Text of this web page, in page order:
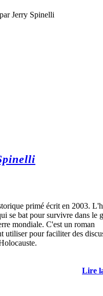
primé écrit en 2003.
se bat pour survivre dans le
mondiale. C'est un roman
utiliser pour faciliter des
Lire